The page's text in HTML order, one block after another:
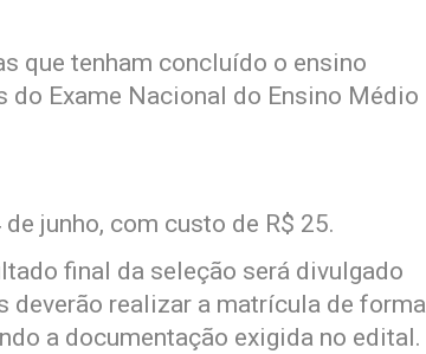
que tenham concluído o ensino
do Exame Nacional do Ensino Médio
junho, com custo de R$ 25.
final da seleção será divulgado
deverão realizar a matrícula de forma
a documentação exigida no edital.